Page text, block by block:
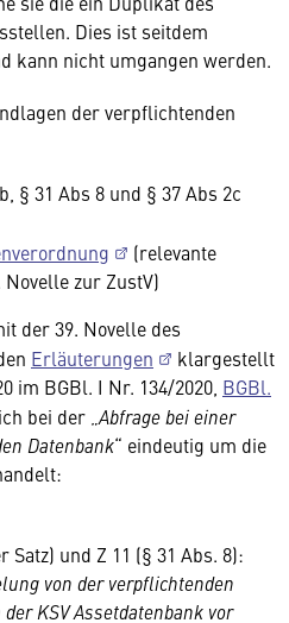
Dies ist seitdem
kann nicht umgangen werden.
der verpflichtenden
§ 31 Abs 8 und § 37 Abs 2c
(relevante
zur ZustV)
der 39. Novelle des
Erläuterungen
klargestellt
im BGBl. I Nr. 134/2020, BGBl.
bei der „ Abfrage bei einer
Datenbank“ eindeutig um die
Satz) und Z 11 (§ 31 Abs. 8):
von der verpflichtenden
KSV Assetdatenbank vor